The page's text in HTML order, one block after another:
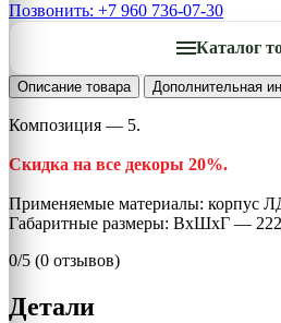
Позвонить: +7 960 736-07-30
Каталог
Описание товара Дополнительная
Композиция — 5.
Скидка на все декоры 20%.
Применяемые материалы: корпус
Габаритные размеры: ВхШхГ —
0/5 (0 отзывов)
Детали